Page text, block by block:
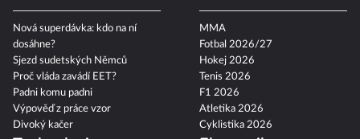
teplotách?
Jak na dokonalé letní mojito
6 lehkých letních salátů
Politika
Nová superdávka: kdo na ní
dosáhne?
Sjezd sudetských Němců
Sport 2026
Hokej 2026